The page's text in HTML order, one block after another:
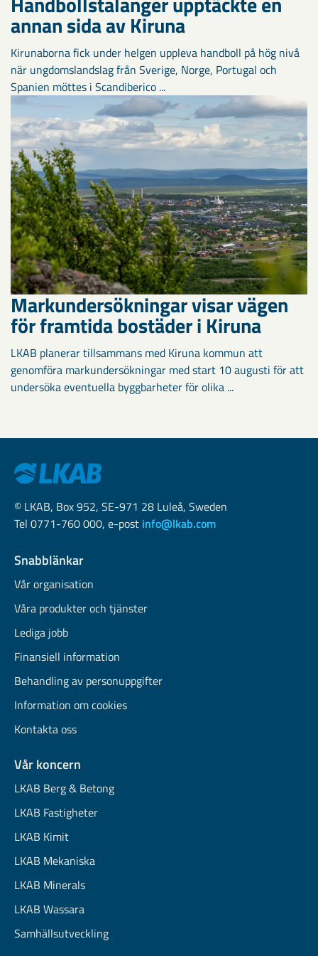
annan sida av Kiruna
Kirunaborna fick under helgen uppleva handboll på hög nivå
när ungdomslandslag från Sverige, Norge, Portugal och
Spanien möttes i Scandiberico ...
Markundersökningar visar vägen
för framtida bostäder i Kiruna
LKAB planerar tillsammans med Kiruna kommun att
genomföra markundersökningar med start 10 augusti för att
undersöka eventuella byggbarheter för olika ...
© LKAB, Box 952, SE-971 28 Luleå, Sweden
Tel 0771-760 000, e-post info@lkab.com
Snabblänkar
Vår organisation
Våra produkter och tjänster
Lediga jobb
Finansiell information
Behandling av personuppgifter
Information om cookies
Kontakta oss
Vår koncern
LKAB Berg & Betong
LKAB Fastigheter
LKAB Kimit
LKAB Mekaniska
LKAB Minerals
LKAB Wassara
Samhällsutveckling